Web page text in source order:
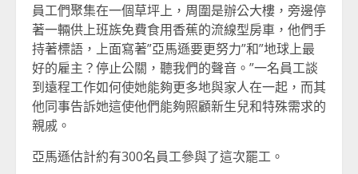
員工們聚集在一個草坪上，周圍是辦公大樓，旁邊停
著一輛供上班族免費食用香蕉的流線型房車，他們手
持著標語，上面寫著”亞馬遜要更努力”和”地球上最
好的雇主？停止公關，聽我們的聲音。”一名員工談
到遠程工作如何使她能夠更多地與家人在一起，而其
他同事告訴她這使他們能夠照顧新生兒和特殊需求的
親戚。
亞馬遜估計約有300名員工參與了這次罷工。